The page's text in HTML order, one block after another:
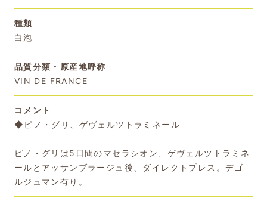
種類
白泡
品質分類・原産地呼称
VIN DE FRANCE
コメント
◆ピノ・グリ、ゲヴェルツトラミネール
ピノ・グリは5日間のマセラシオン、ゲヴェルツトラミネ
ールとアッサンブラージュ後、ダイレクトプレス。デゴ
ルジュマン有り。